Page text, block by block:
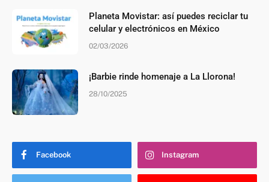
Planeta Movistar: así puedes reciclar tu
celular y electrónicos en México
02/03/2026
¡Barbie rinde homenaje a La Llorona!
28/10/2025
Facebook Instagram